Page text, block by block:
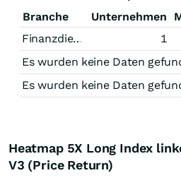
Branche Unternehmen
Finanzdienstleistungen
1
Es wurden keine Daten
Es wurden keine Daten
Heatmap 5X Long Index
V3 (Price Return)